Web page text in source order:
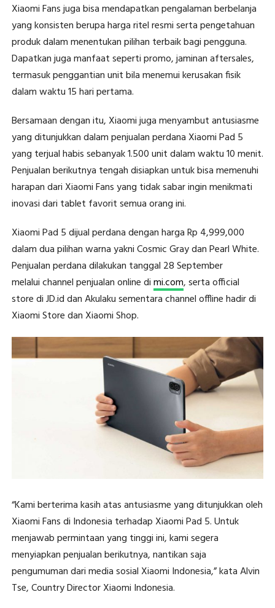
Xiaomi Fans juga bisa mendapatkan pengalaman berbelanja
yang konsisten berupa harga ritel resmi serta pengetahuan
produk dalam menentukan pilihan terbaik bagi pengguna.
Dapatkan juga manfaat seperti promo, jaminan aftersales,
termasuk penggantian unit bila menemui kerusakan fisik
dalam waktu 15 hari pertama.
Bersamaan dengan itu, Xiaomi juga menyambut antusiasme
yang ditunjukkan dalam penjualan perdana Xiaomi Pad 5
yang terjual habis sebanyak 1.500 unit dalam waktu 10 menit.
Penjualan berikutnya tengah disiapkan untuk bisa memenuhi
harapan dari Xiaomi Fans yang tidak sabar ingin menikmati
inovasi dari tablet favorit semua orang ini.
Xiaomi Pad 5 dijual perdana dengan harga Rp 4,999,000
dalam dua pilihan warna yakni Cosmic Gray dan Pearl White.
Penjualan perdana dilakukan tanggal 28 September
melalui channel penjualan online dimi.com, serta official
store di JD.id dan Akulaku sementara channel offline hadir di
Xiaomi Store dan Xiaomi Shop.
“Kami berterima kasih atas antusiasme yang ditunjukkan oleh
Xiaomi Fans di Indonesia terhadap Xiaomi Pad 5. Untuk
menjawab permintaan yang tinggi ini, kami segera
menyiapkan penjualan berikutnya, nantikan saja
pengumuman dari media sosial Xiaomi Indonesia,” kata Alvin
Tse, Country Director Xiaomi Indonesia.